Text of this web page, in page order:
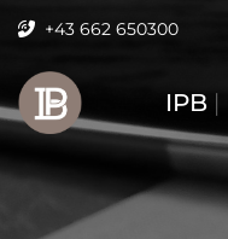
+43 662 650300
IPB |